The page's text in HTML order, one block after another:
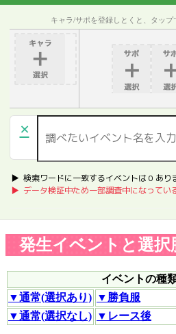
キャラ/サポを登録しとくと、タッ
×
▶︎ 検索ワードに一致するイベントは 0 あり
▶︎ データ検証中ため一部調査中になってい
発生イベントと選択
イベントの種
▼通常(選択あり) ▼勝負服
▼通常(選択なし) ▼レース後